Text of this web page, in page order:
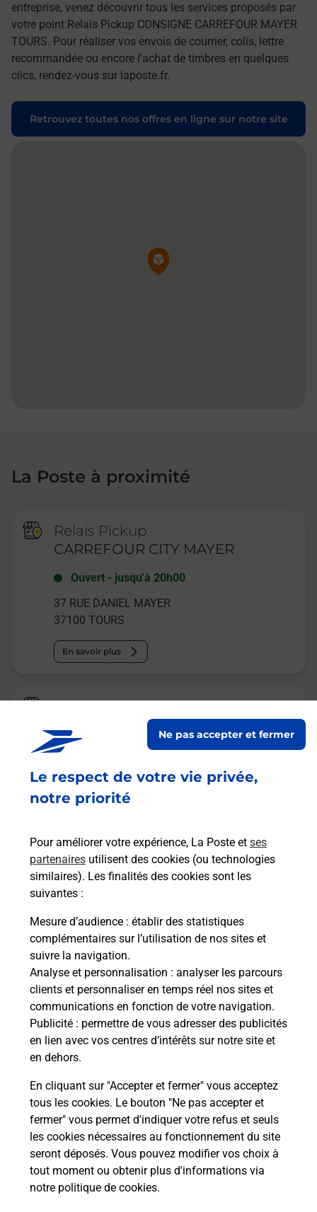
Le respect de votre vie privée,
notre priorité
Pour améliorer votre expérience, La Poste et ses
partenaires utilisent des cookies (ou technologies
similaires). Les finalités des cookies sont les
suivantes :
Mesure d’audience : établir des statistiques
complémentaires sur l’utilisation de nos sites et
suivre la navigation.
Analyse et personnalisation : analyser les parcours
clients et personnaliser en temps réel nos sites et
communications en fonction de votre navigation.
Publicité : permettre de vous adresser des publicités
en lien avec vos centres d’intérêts sur notre site et
en dehors.
En cliquant sur "Accepter et fermer" vous acceptez
tous les cookies. Le bouton "Ne pas accepter et
fermer" vous permet d'indiquer votre refus et seuls
les cookies nécessaires au fonctionnement du site
seront déposés. Vous pouvez modifier vos choix à
tout moment ou obtenir plus d'informations via
notre politique de cookies.
Ne pas accepter et fermer
entreprise, venez découvrir tous les services proposés par
votre point Relais Pickup CONSIGNE CARREFOUR MAYER
TOURS. Pour réaliser vos envois de courrier, colis, lettre
recommandée ou encore l'achat de timbres en quelques
clics, rendez-vous sur laposte.fr.
Retrouvez toutes nos offres en ligne sur notre site
Pin de la carte
La Poste à proximité
Relais Pickup
CARREFOUR CITY MAYER
Ouvert - jusqu'à 20h00
37 RUE DANIEL MAYER
37100 TOURS
En savoir plus
La Poste Relais
TOURS CARREFOUR CITY
jusqu'à 20h00
38 RUE DANIEL MAYER
37100 TOURS
Malin !
La Poste
en ligne
Ouvert 24h/24
En savoir plus
TOURS
CONSIGNE CARREFOUR MAYER TOURS